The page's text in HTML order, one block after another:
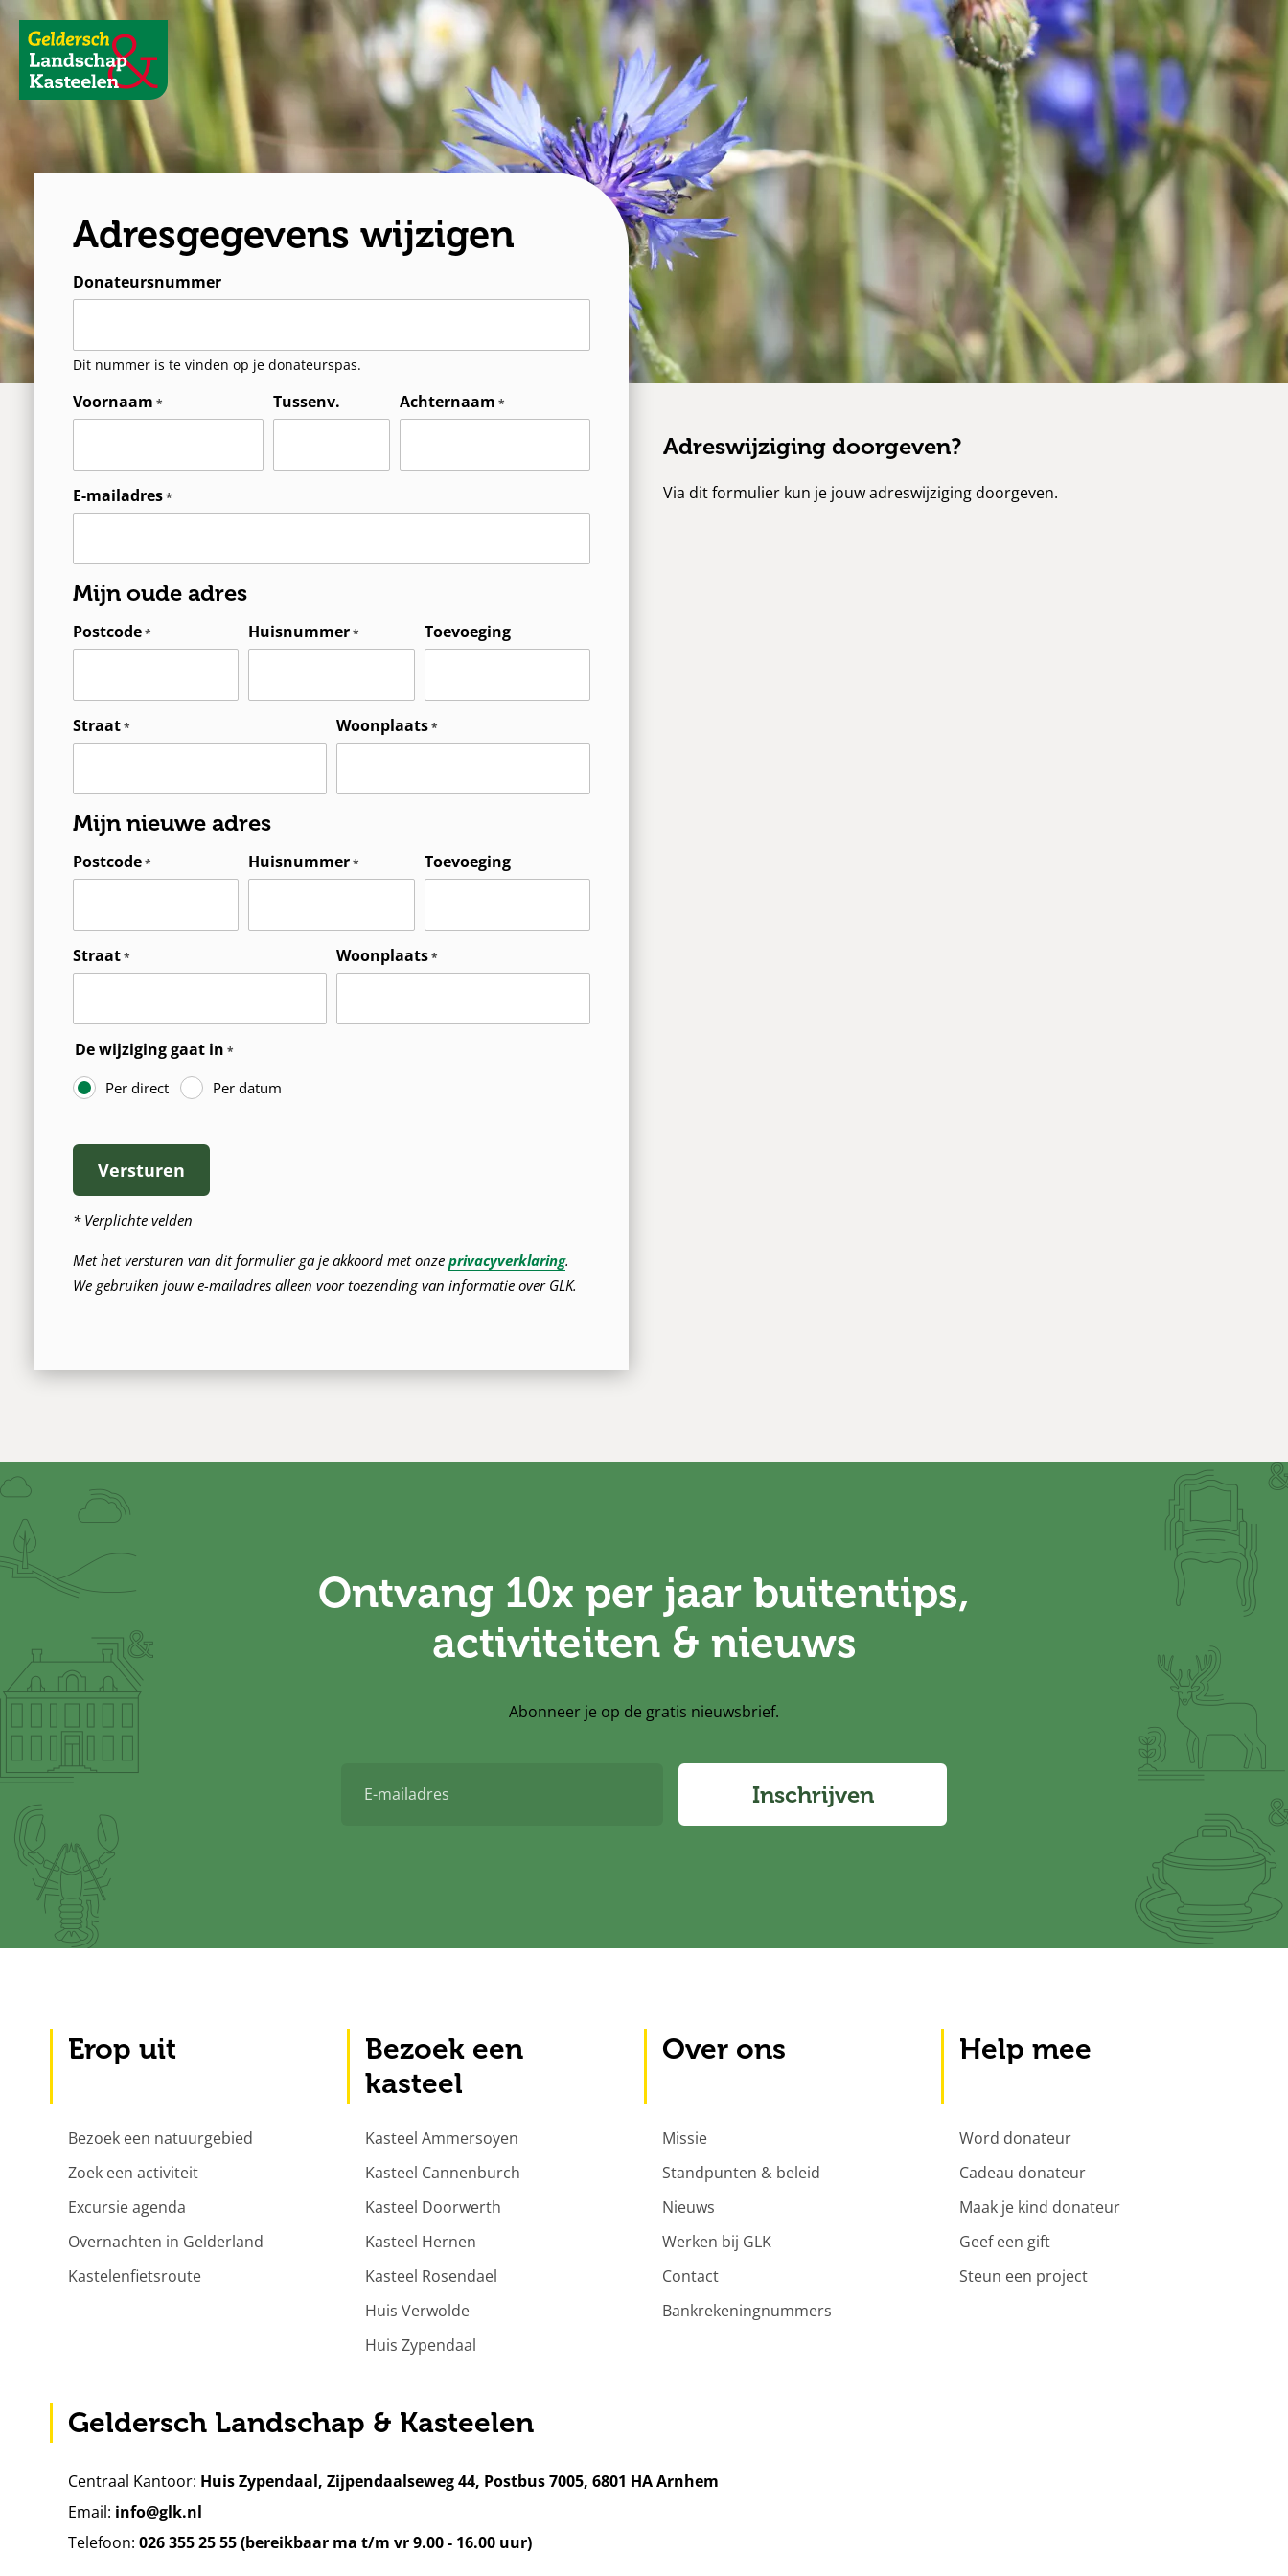
Geldersch
Landschap
en
Kasteelen
Adreswijziging doorgeven?
Via dit formulier kun je jouw adreswijziging doorgeven.
Adresgegevens wijzigen
Donateursnummer
Dit nummer is te vinden op je donateurspas.
Voornaam Tussenv. Achternaam
E-mailadres
Mijn oude adres
Postcode Huisnummer Toevoeging
Straat Woonplaats
Mijn nieuwe adres
Postcode Huisnummer Toevoeging
Straat Woonplaats
De wijziging gaat in
Per direct Per datum
Versturen
* Verplichte velden
Met het versturen van dit formulier ga je akkoord met onze privacyverklaring.
We gebruiken jouw e-mailadres alleen voor toezending van informatie over GLK.
Ontvang 10x per jaar buitentips,
activiteiten & nieuws
Abonneer je op de gratis nieuwsbrief.
mailadres
Inschrijven
Erop uit
Bezoek een natuurgebied
Zoek een activiteit
Excursie agenda
Overnachten in Gelderland
Kastelenfietsroute
Bezoek een
kasteel
Kasteel Ammersoyen
Kasteel Cannenburch
Kasteel Doorwerth
Kasteel Hernen
Kasteel Rosendael
Huis Verwolde
Huis Zypendaal
Over ons
Missie
Standpunten & beleid
Nieuws
Werken bij GLK
Contact
Bankrekeningnummers
Help mee
Word donateur
Cadeau donateur
Maak je kind donateur
Geef een gift
Steun een project
Geldersch Landschap & Kasteelen
Centraal Kantoor: Huis Zypendaal, Zijpendaalseweg 44, Postbus 7005, 6801 HA Arnhem
Email: info@glk.nl
Telefoon: 026 355 25 55 (bereikbaar ma t/m vr 9.00 - 16.00 uur)